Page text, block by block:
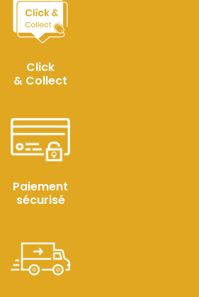
Click
& Collect
Paiement
sécurisé